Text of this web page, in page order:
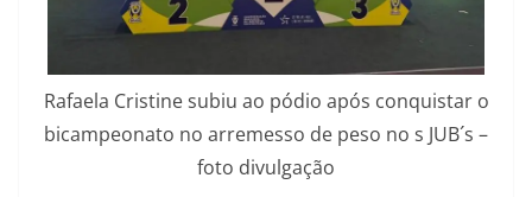
Rafaela Cristine subiu ao pódio após conquistar o
bicampeonato no arremesso de peso no s JUB´s –
foto divulgação